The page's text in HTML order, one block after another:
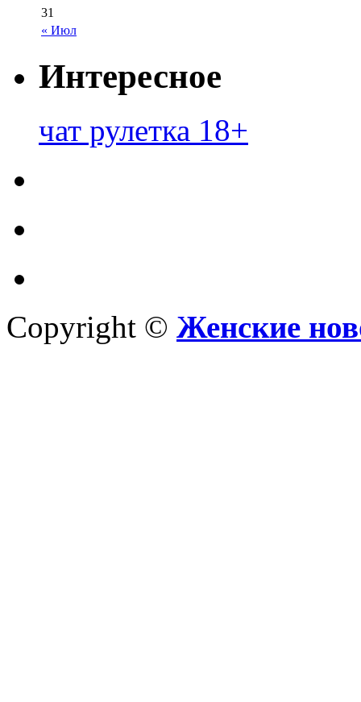
« Июл
31
Интересное
чат рулетка 18+
Copyright © Женские